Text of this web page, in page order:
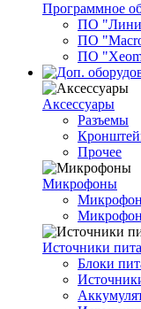
Программное
ПО
ПО
ПО
Аксессуары
Разъемы
Прочее
Микрофоны
Источники
Блоки